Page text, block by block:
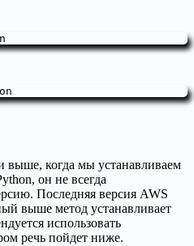
выше, когда мы устанавливаем
он не всегда
Последняя версия AWS
выше метод устанавливает
использовать
речь пойдет ниже.